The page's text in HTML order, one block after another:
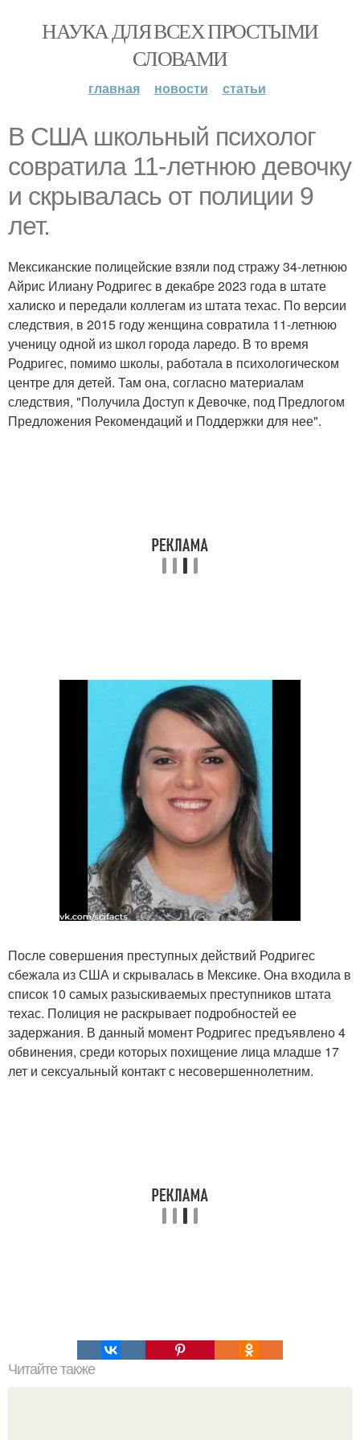
НАУКА ДЛЯ ВСЕХ ПРОСТЫМИ
СЛОВАМИ
главная новости статьи
В США школьный психолог
совратила 11-летнюю девочку
и скрывалась от полиции 9
лет.
Мексиканские полицейские взяли под стражу 34-летнюю
Айрис Илиану Родригес в декабре 2023 года в штате
халиско и передали коллегам из штата техас. По версии
следствия, в 2015 году женщина совратила 11-летнюю
ученицу одной из школ города ларедо. В то время
Родригес, помимо школы, работала в психологическом
центре для детей. Там она, согласно материалам
следствия, "Получила Доступ к Девочке, под Предлогом
Предложения Рекомендаций и Поддержки для нее".
После совершения преступных действий Родригес
сбежала из США и скрывалась в Мексике. Она входила в
список 10 самых разыскиваемых преступников штата
техас. Полиция не раскрывает подробностей ее
задержания. В данный момент Родригес предъявлено 4
обвинения, среди которых похищение лица младше 17
лет и сексуальный контакт с несовершеннолетним.
Читайте также